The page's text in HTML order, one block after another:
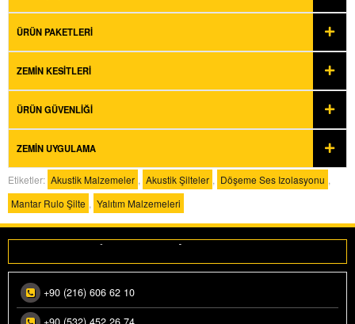
ÜRÜN PAKETLERI
ZEMIN KESITLERI
ÜRÜN GÜVENLIĞI
ZEMIN UYGULAMA
Etiketler: Akustik Malzemeler Akustik Şilteler Döşeme Ses Izolasyonu
Mantar Rulo Şilte
Yalıtım Malzemeleri
Makedonya ihracatımız üretime alındı.
+90 (216) 606 62 10